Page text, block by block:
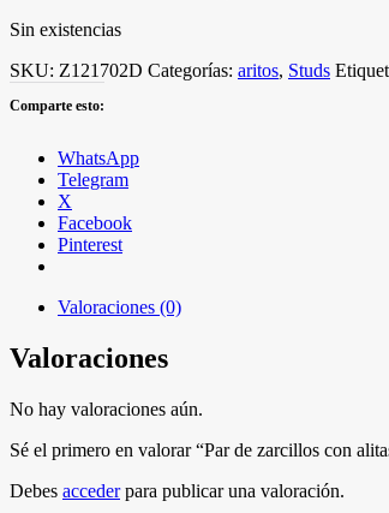
Sin existencias
SKU: Z121702D Categorías: aritos, Studs
Comparte esto:
WhatsApp
Telegram
X
Facebook
Pinterest
Valoraciones (0)
Valoraciones
No hay valoraciones aún.
Sé el primero en valorar “Par de zarcillos con
Debes accederpara publicar una valoración.